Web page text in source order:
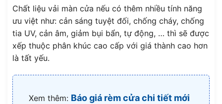
Chất liệu vải màn cửa nếu có thêm nhiều tính năng
ưu việt như: cản sáng tuyệt đối, chống cháy, chống
tia UV, cản âm, giảm bụi bẩn, tự động, … thì sẽ được
xếp thuộc phân khúc cao cấp với giá thành cao hơn
là tất yếu.
Xem thêm: Báo giá rèm cửa chi tiết mới